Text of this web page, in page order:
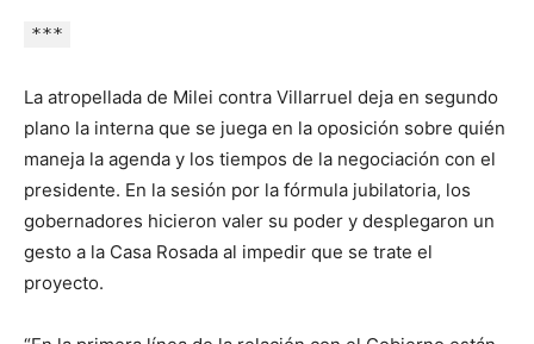
***
La atropellada de Milei contra Villarruel deja en segundo
plano la interna que se juega en la oposición sobre quién
maneja la agenda y los tiempos de la negociación con el
presidente. En la sesión por la fórmula jubilatoria, los
gobernadores hicieron valer su poder y desplegaron un
gesto a la Casa Rosada al impedir que se trate el
proyecto.